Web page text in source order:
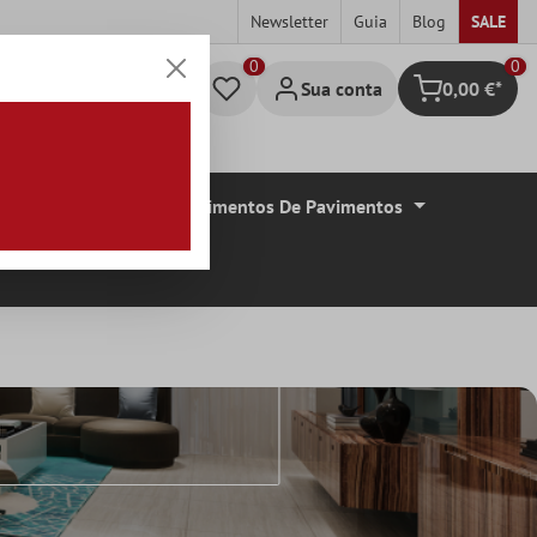
Newsletter Guia Blog SALE
Sua conta Carrinho de
0
0,00 €*
Revestimentos De Pavimentos